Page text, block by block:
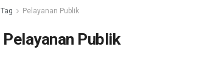
Tag Pelayanan Publik
Pelayanan Publik